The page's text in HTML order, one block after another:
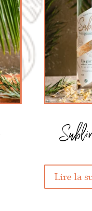
Lire la